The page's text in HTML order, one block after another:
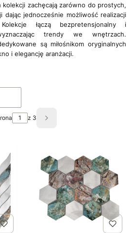
zachęcają zarówno do prostych,
dając jednocześnie możliwość realizacji
Kolekcje łączą bezpretensjonalny i
trendy we wnętrzach.
są miłośnikom oryginalnych
i elegancję aranżacji.
z 3 Następne produkty